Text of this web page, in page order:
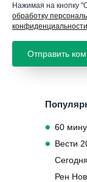
Нажимая на кнопку
обработку
конфиденциальности
60
Вести
Рен